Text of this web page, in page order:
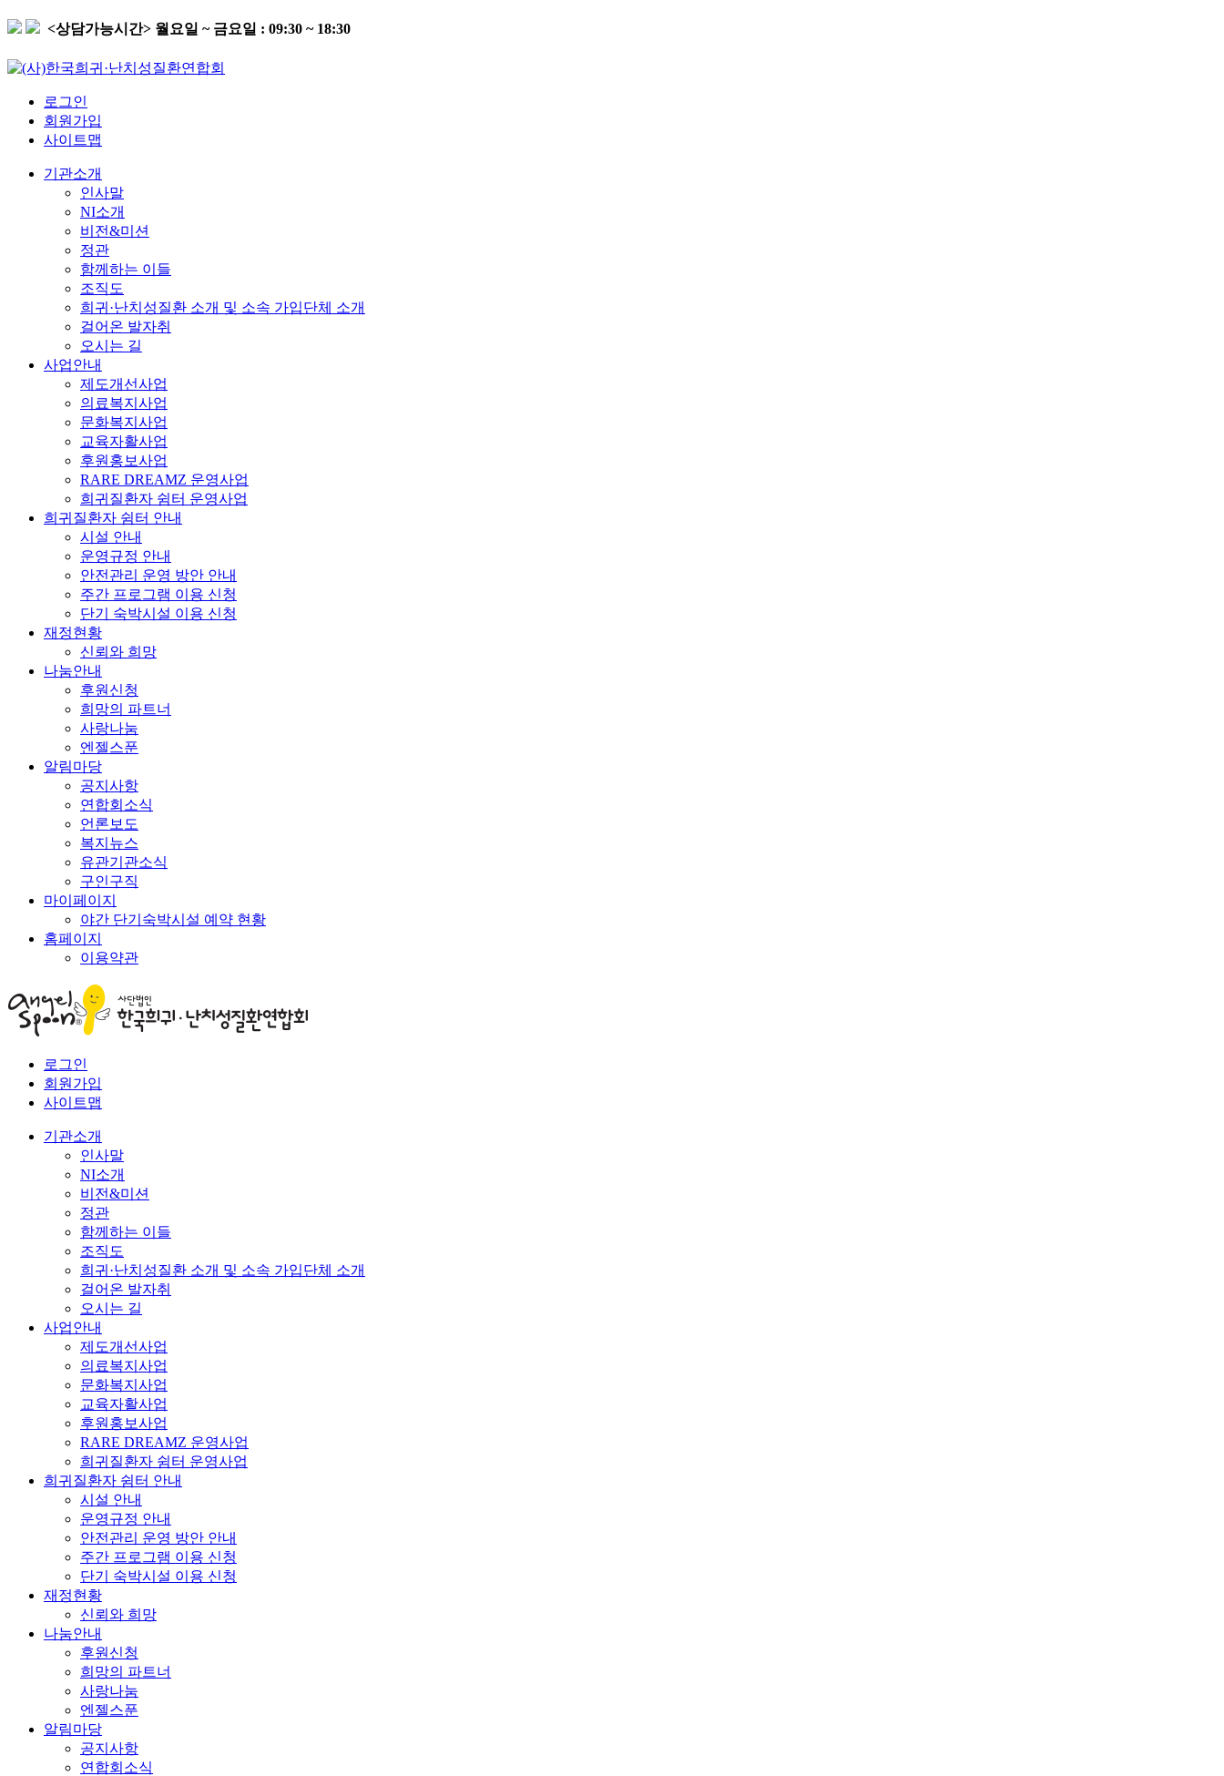
<상담가능시간> 월요일 ~ 금요일 : 09:30 ~ 18:30
로그인
회원가입
사이트맵
기관소개
인사말
NI소개
비전&미션
정관
함께하는 이들
조직도
희귀·난치성질환 소개 및 소속 가입단체 소개
걸어온 발자취
오시는 길
사업안내
제도개선사업
의료복지사업
문화복지사업
교육자활사업
후원홍보사업
RARE DREAMZ 운영사업
희귀질환자 쉼터 운영사업
희귀질환자 쉼터 안내
시설 안내
운영규정 안내
안전관리 운영 방안 안내
주간 프로그램 이용 신청
단기 숙박시설 이용 신청
재정현황
신뢰와 희망
나눔안내
후원신청
희망의 파트너
사랑나눔
엔젤스푼
알림마당
공지사항
연합회소식
언론보도
복지뉴스
유관기관소식
구인구직
마이페이지
야간 단기숙박시설 예약 현황
홈페이지
이용약관
로그인
회원가입
사이트맵
기관소개
인사말
NI소개
비전&미션
정관
함께하는 이들
조직도
희귀·난치성질환 소개 및 소속 가입단체 소개
걸어온 발자취
오시는 길
사업안내
제도개선사업
의료복지사업
문화복지사업
교육자활사업
후원홍보사업
RARE DREAMZ 운영사업
희귀질환자 쉼터 운영사업
희귀질환자 쉼터 안내
시설 안내
운영규정 안내
안전관리 운영 방안 안내
주간 프로그램 이용 신청
단기 숙박시설 이용 신청
재정현황
신뢰와 희망
나눔안내
후원신청
희망의 파트너
사랑나눔
엔젤스푼
알림마당
공지사항
연합회소식